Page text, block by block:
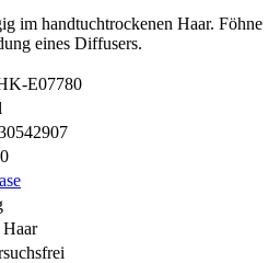
im handtuchtrockenen Haar. Föhne
eines Diffusers.
E07780
Haar